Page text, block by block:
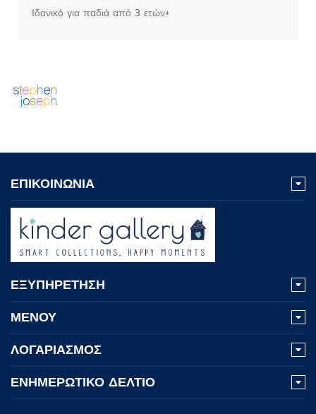
Ιδανικό για παδιά από 3 ετών+
ΕΠΙΚΟΙΝΩΝΙΑ
ΕΞΥΠΗΡΕΤΗΣΗ
ΜΕΝΟΥ
ΛΟΓΑΡΙΑΣΜΟΣ
ΕΝΗΜΕΡΩΤΙΚΟ ΔΕΛΤΙΟ